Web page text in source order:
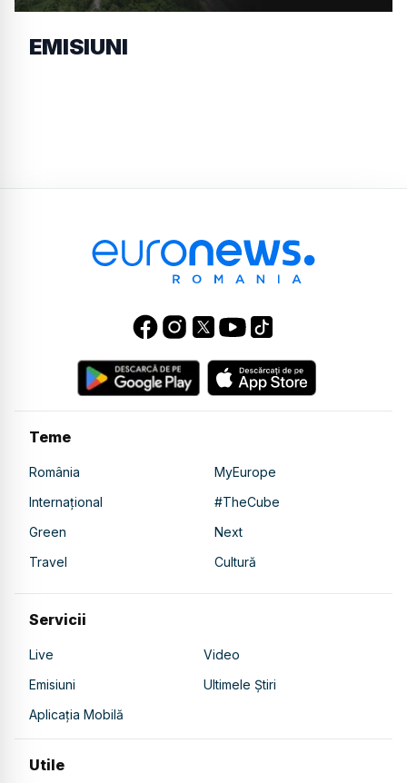
EMISIUNI
Teme
România
MyEurope
Internațional
#TheCube
Green
Next
Travel
Cultură
Servicii
Live
Video
Emisiuni
Ultimele Știri
Aplicația Mobilă
Utile